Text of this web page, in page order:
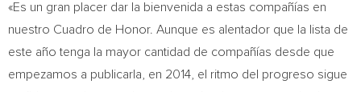
«Es un gran placer dar la bienvenida a estas compañías en
nuestro Cuadro de Honor. Aunque es alentador que la lista de
este año tenga la mayor cantidad de compañías desde que
empezamos a publicarla, en 2014, el ritmo del progreso sigue